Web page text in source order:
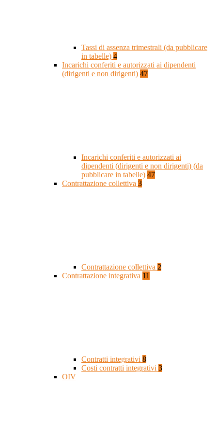
Tassi di assenza trimestrali (da pubblicare
in tabelle) 4
Incarichi conferiti e autorizzati ai dipendenti
(dirigenti e non dirigenti) 47
Incarichi conferiti e autorizzati ai
dipendenti (dirigenti e non dirigenti) (da
pubblicare in tabelle) 47
Contrattazione collettiva 3
Contrattazione collettiva 2
Contrattazione integrativa 11
Contratti integrativi 8
Costi contratti integrativi 3
OIV